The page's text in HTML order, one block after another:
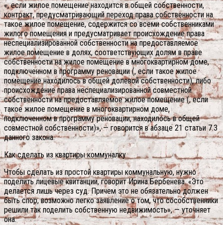
«, если жилое помещение находится в общей собственности,
контракт, предусматривающий переход права собственности на
такое жилое помещение, содержится со всеми собственниками
жилого помещения и предусматривает происхождение права
неспециализированной собственности на предоставляемое
жилое помещение в долях, соответствующих долям в праве
собственности на жилое помещение в многоквартирном доме,
подключенном в программу реновации (, если такое жилое
помещение находилось в общей долевой собственности), либо
происхождение права неспециализированной совместной
собственности на предоставляемое жилое помещение (, если
такое жилое помещение в многоквартирном доме,
подключенном в программу реновации, находилось в общей
совместной собственности)», — говорится в абзаце 21 статьи 7.3
данного закона.
Как сделать из квартиры коммуналку
Чтобы сделать из простой квартиры коммунальную, нужно
поделить лицевые квитанции, говорит Ирина Бербенева. «Это
делается лишь через суд. Причем это не обязательно должен
быть спор, возможно легко заявление о том, что сособственники
решили так поделить собственную недвижимость», — уточняет
она.